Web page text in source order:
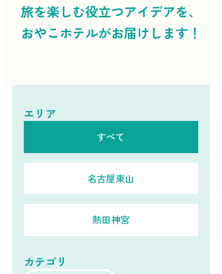
旅を楽しむ役立つアイデアを、
おやこホテルがお届けします！
エリア
すべて
名古屋東山
熱田神宮
カテゴリ